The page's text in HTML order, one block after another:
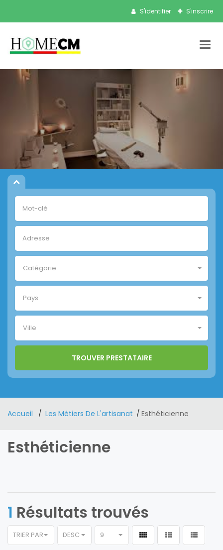
S'identifier S'inscrire
Catégorie
Pays
Ville
Accueil Les Métiers De L'artisanat Esthéticienne
Esthéticienne
1 Résultats trouvés
TRIER PAR DESC 9